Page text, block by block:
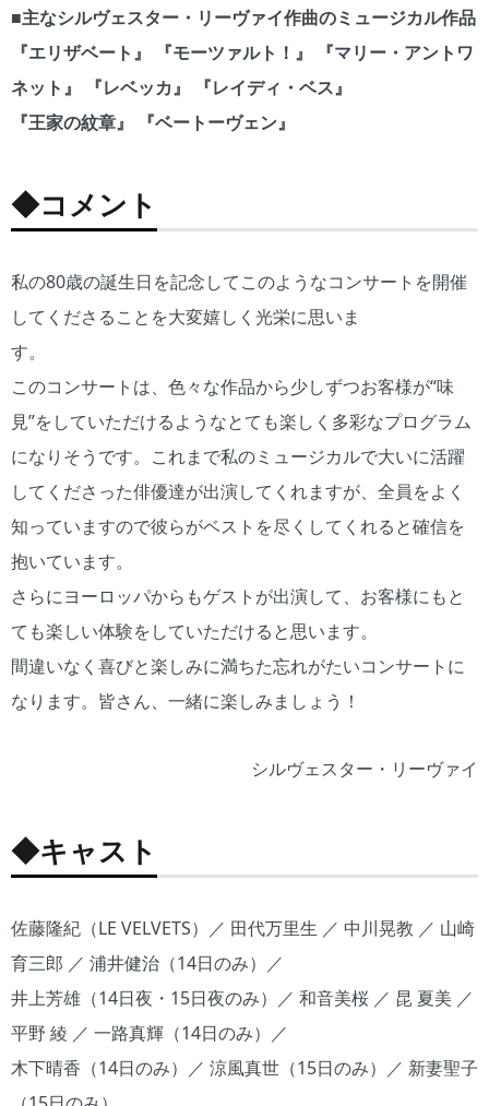
■主なシルヴェスター・リーヴァイ作曲のミュージカル作品
『エリザベート』 『モーツァルト！』 『マリー・アントワ
ネット』 『レベッカ』 『レイディ・ベス』
『王家の紋章』 『ベートーヴェン』
◆コメント
私の80歳の誕生日を記念してこのようなコンサートを開催
してくださることを大変嬉しく光栄に思いま
す。
このコンサートは、色々な作品から少しずつお客様が“味
見”をしていただけるようなとても楽しく多彩なプログラム
になりそうです。これまで私のミュージカルで大いに活躍
してくださった俳優達が出演してくれますが、全員をよく
知っていますので彼らがベストを尽くしてくれると確信を
抱いています。
さらにヨーロッパからもゲストが出演して、お客様にもと
ても楽しい体験をしていただけると思います。
間違いなく喜びと楽しみに満ちた忘れがたいコンサートに
なります。皆さん、一緒に楽しみましょう！
シルヴェスター・リーヴァイ
◆キャスト
佐藤隆紀（LE VELVETS）／ 田代万里生 ／ 中川晃教 ／ 山崎
育三郎 ／ 浦井健治（14日のみ）／
井上芳雄（14日夜・15日夜のみ）／ 和音美桜 ／ 昆 夏美 ／
平野 綾 ／ 一路真輝（14日のみ）／
木下晴香（14日のみ）／ 涼風真世（15日のみ）／ 新妻聖子